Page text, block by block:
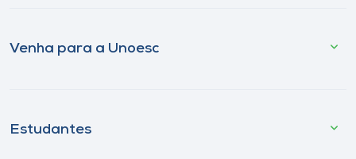
Venha para a Unoesc
Estudantes